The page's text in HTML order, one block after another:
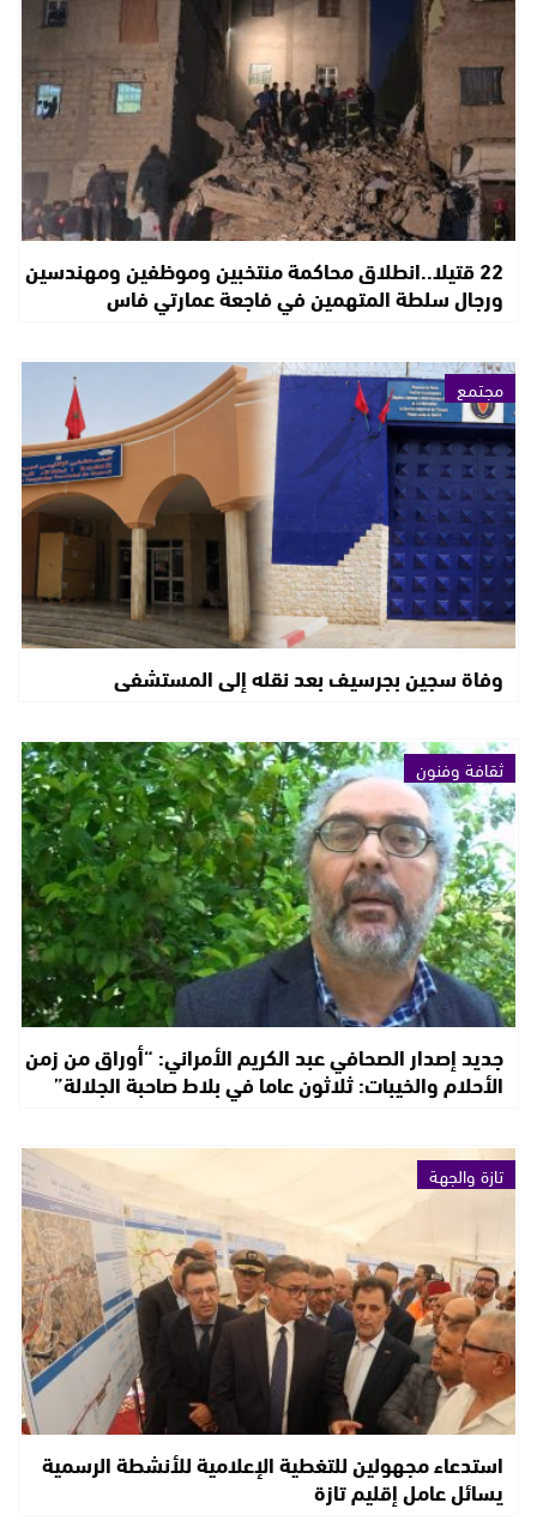
22 قتيلا..انطلاق محاكمة منتخبين وموظفين ومهندسين
ورجال سلطة المتهمين في فاجعة عمارتي فاس
مجتمع
وفاة سجين بجرسيف بعد نقله إلى المستشفى
ثقافة وفنون
جديد إصدار الصحافي عبد الكريم الأمراني: “أوراق من زمن
الأحلام والخيبات: ثلاثون عاما في بلاط صاحبة الجلالة”
تازة والجهة
استدعاء مجهولين للتغطية الإعلامية للأنشطة الرسمية
يسائل عامل إقليم تازة